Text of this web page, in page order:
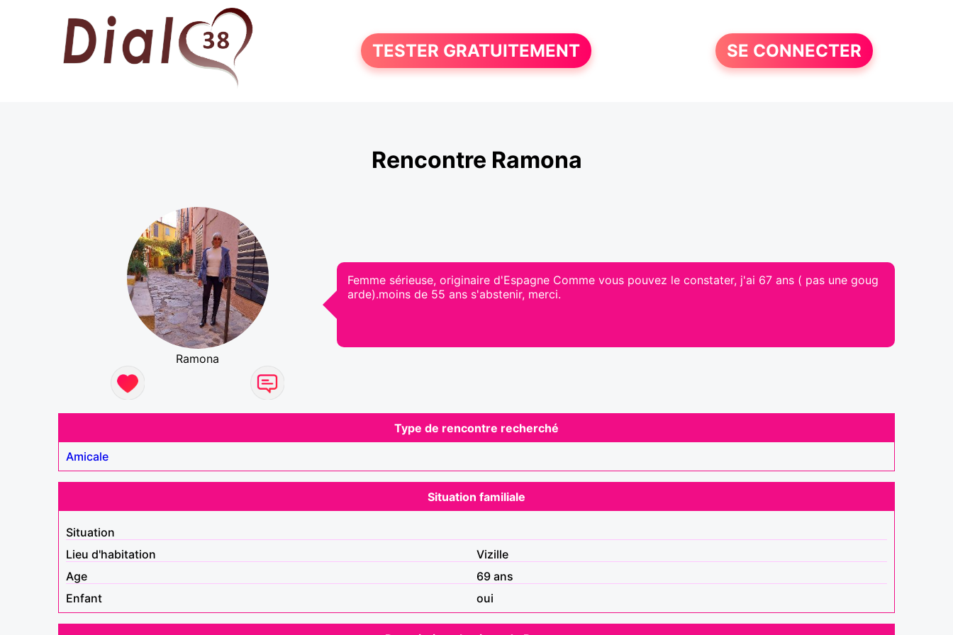
TESTER GRATUITEMENT SE CONNECTER
Rencontre Ramona
Ramona
Femme sérieuse, originaire d'Espagne Comme vous pouvez le constater, j'ai 67 ans ( pas une goug
arde).moins de 55 ans s'abstenir, merci.
Type de rencontre recherché
Amicale
Situation familiale
Situation
Lieu d'habitation
Vizille
Age
69 ans
Enfant
oui